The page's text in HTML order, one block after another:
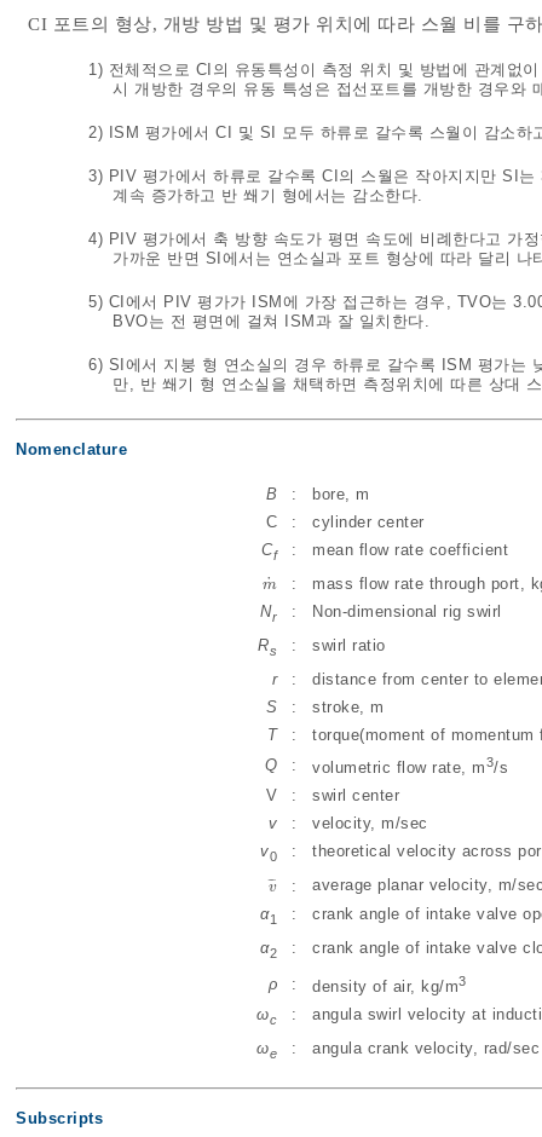
CI 포트의 형상, 개방 방법 및 평가 위치에 따라 스월 비를 구
1) 전체적으로 CI의 유동특성이 측정 위치 및 방법에 관계없
시 개방한 경우의 유동 특성은 접선포트를 개방한 경우와
2) ISM 평가에서 CI 및 SI 모두 하류로 갈수록 스월이 감소
3) PIV 평가에서 하류로 갈수록 CI의 스월은 작아지지만 SI
계속 증가하고 반 쐐기 형에서는 감소한다.
4) PIV 평가에서 축 방향 속도가 평면 속도에 비례한다고 가
가까운 반면 SI에서는 연소실과 포트 형상에 따라 달리 나
5) CI에서 PIV 평가가 ISM에 가장 접근하는 경우, TVO는
BVO는 전 평면에 걸쳐 ISM과 잘 일치한다.
6) SI에서 지붕 형 연소실의 경우 하류로 갈수록 ISM 평가는
만, 반 쐐기 형 연소실을 채택하면 측정위치에 따른 상대
Nomenclature
B :
bore, m
C
:
cylinder center
Cf : mean flow rate coefficient
m
˙
m˙ :
mass flow rate through port,
Nr :
Non-dimensional rig swirl
Rs :
swirl ratio
r
:
distance from center to
S
:
stroke, m
T
:
torque(moment of momentum
Q
: volumetric flow rate, m3/s
V
:
swirl center
v
:
velocity, m/sec
v0 : theoretical velocity across
v
¯¯
¯
v :
average planar velocity, m/
α1 :
crank angle of intake valve
α2 :
crank angle of intake valve
ρ
: density of air, kg/m3
ωc :
angula swirl velocity at
ωe : angula crank velocity, rad/sec
Subscripts